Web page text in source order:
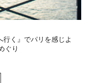
く』でパリを感じよ
ぐり